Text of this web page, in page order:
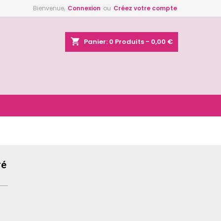
Bienvenue, Connexion ou Créez votre compte
shopping_cart Panier: 0 Produits - 0,00 €